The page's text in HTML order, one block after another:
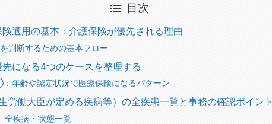
目次
適用の基本：介護保険が優先される理由
判断するための基本フロー
になる4つのケースを整理する
年齢や認定状況で医療保険になるパターン
労働大臣が定める疾病等）の全疾患一覧と事務の確認ポイント
疾病・状態一覧